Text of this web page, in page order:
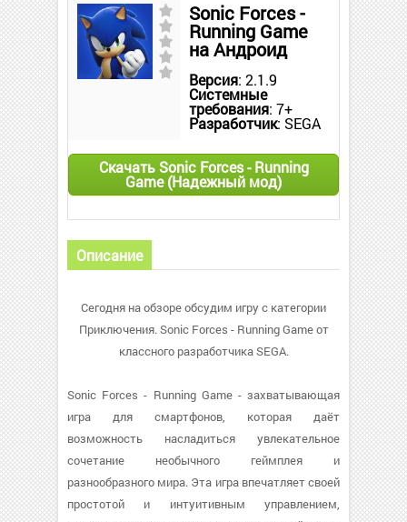
Sonic Forces -
Running Game
на Андроид
Версия: 2.1.9
Системные
требования: 7+
Разработчик: SEGA
Скачать Sonic Forces - Running
Game (Надежный мод)
Описание
Сегодня на обзоре обсудим игру с категории
Приключения. Sonic Forces - Running Game от
классного разработчика SEGA.
Sonic Forces - Running Game - захватывающая
игра для смартфонов, которая даёт
возможность насладиться увлекательное
сочетание необычного геймплея и
разнообразного мира. Эта игра впечатляет своей
простотой и интуитивным управлением,